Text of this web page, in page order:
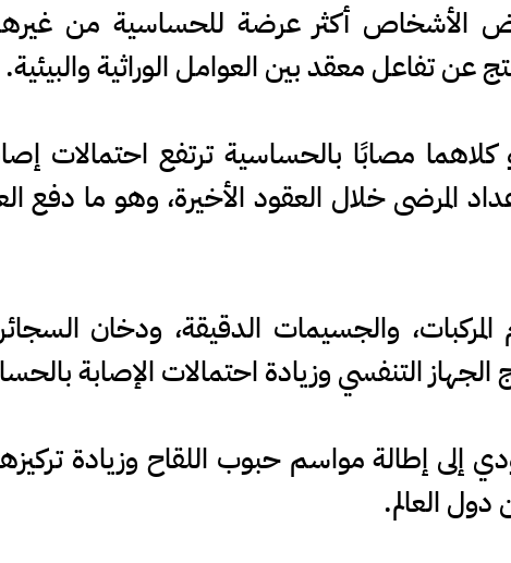
الأشخاص أكثر عرضة للحساسية من
عن تفاعل معقد بين العوامل الوراثية والبيئية.
مصابًا بالحساسية ترتفع احتمالات
المرضى خلال العقود الأخيرة، وهو ما دفع
والجسيمات الدقيقة، ودخان
الجهاز التنفسي وزيادة احتمالات الإصابة
إلى إطالة مواسم حبوب اللقاح وزيادة
العالم.